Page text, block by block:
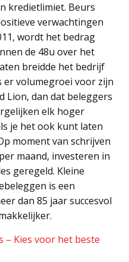
kredietlimiet. Beurs
verwachtingen
wordt het bedrag
de 48u over het
breidde het bedrijf
er volumegroei voor zijn
Lion, dan dat beleggers
elk hoger
je het ook kunt laten
moment van schrijven
maand, investeren in
geregeld. Kleine
is een
dan 85 jaar succesvol
– Kies voor het beste